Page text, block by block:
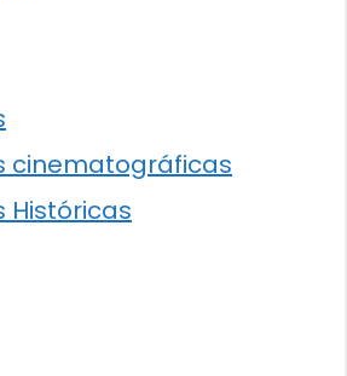
cinematográficas
Históricas